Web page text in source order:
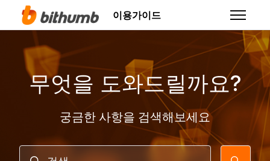
주 콘텐츠로 건너뛰기
이용가이드 탐색 메
무엇을 도와드릴까요?
궁금한 사항을 검색해보세요
검색